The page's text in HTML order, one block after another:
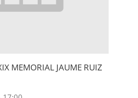
MEMORIAL JAUME RUIZ